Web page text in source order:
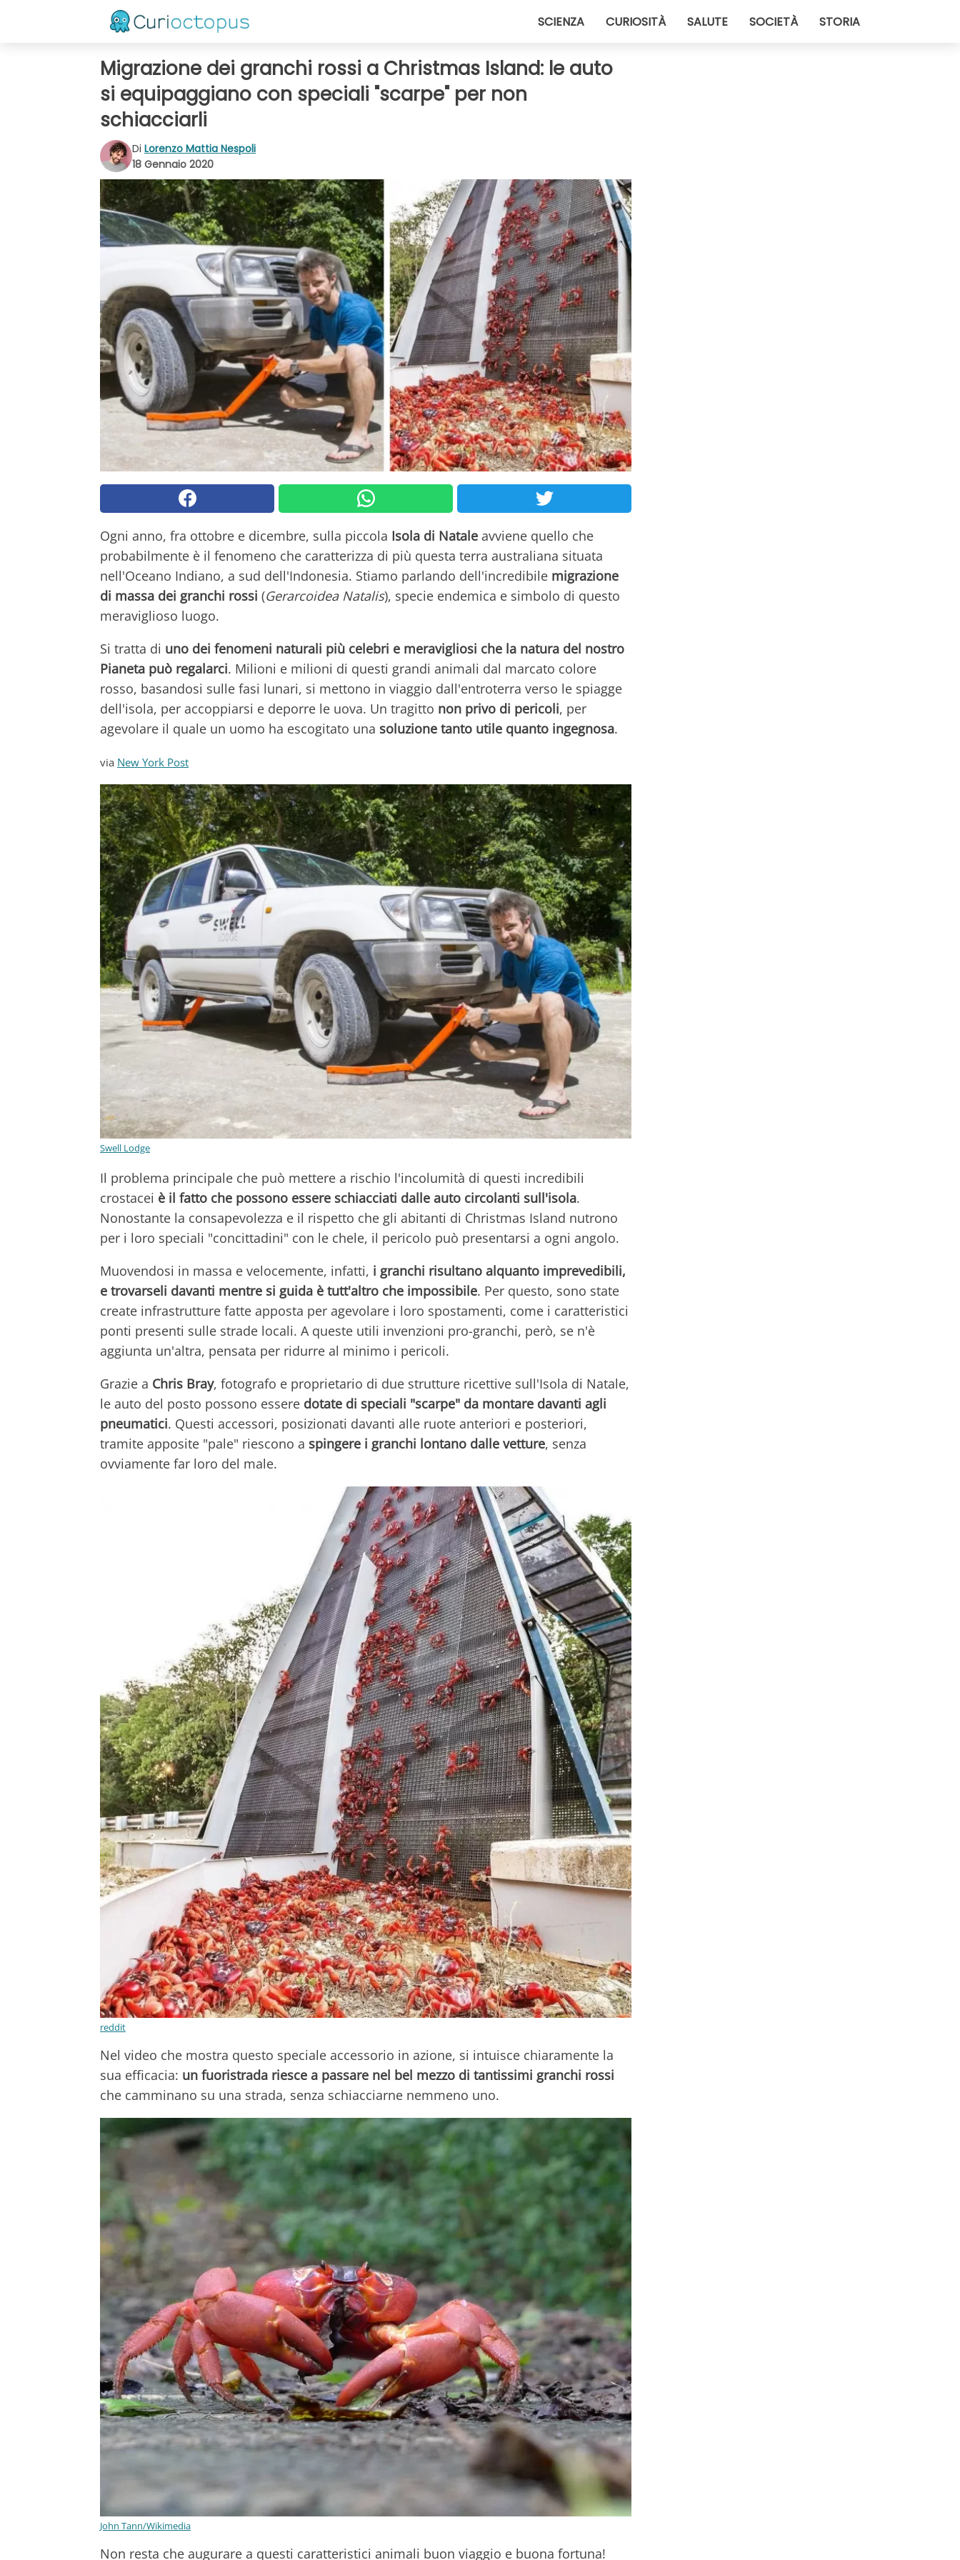
SCIENZA CURIOSITÀ SALUTE SOCIETÀ STORIA
Migrazione dei granchi rossi a Christmas Island: le auto
si equipaggiano con speciali "scarpe" per non
schiacciarli
Di Lorenzo Mattia Nespoli
18 Gennaio 2020
Ogni anno, fra ottobre e dicembre, sulla piccola Isola di Natale avviene quello che
probabilmente è il fenomeno che caratterizza di più questa terra australiana situata
nell'Oceano Indiano, a sud dell'Indonesia. Stiamo parlando dell'incredibile migrazione
di massa dei granchi rossi (Gerarcoidea Natalis), specie endemica e simbolo di questo
meraviglioso luogo.
Si tratta di uno dei fenomeni naturali più celebri e meravigliosi che la natura del nostro
Pianeta può regalarci. Milioni e milioni di questi grandi animali dal marcato colore
rosso, basandosi sulle fasi lunari, si mettono in viaggio dall'entroterra verso le spiagge
dell'isola, per accoppiarsi e deporre le uova. Un tragitto non privo di pericoli, per
agevolare il quale un uomo ha escogitato una soluzione tanto utile quanto ingegnosa.
via New York Post
Swell Lodge
Il problema principale che può mettere a rischio l'incolumità di questi incredibili
crostacei è il fatto che possono essere schiacciati dalle auto circolanti sull'isola.
Nonostante la consapevolezza e il rispetto che gli abitanti di Christmas Island nutrono
per i loro speciali "concittadini" con le chele, il pericolo può presentarsi a ogni angolo.
Muovendosi in massa e velocemente, infatti, i granchi risultano alquanto imprevedibili,
e trovarseli davanti mentre si guida è tutt'altro che impossibile. Per questo, sono state
create infrastrutture fatte apposta per agevolare i loro spostamenti, come i caratteristici
ponti presenti sulle strade locali. A queste utili invenzioni pro-granchi, però, se n'è
aggiunta un'altra, pensata per ridurre al minimo i pericoli.
Grazie a Chris Bray, fotografo e proprietario di due strutture ricettive sull'Isola di Natale,
le auto del posto possono essere dotate di speciali "scarpe" da montare davanti agli
pneumatici. Questi accessori, posizionati davanti alle ruote anteriori e posteriori,
tramite apposite "pale" riescono a spingere i granchi lontano dalle vetture, senza
ovviamente far loro del male.
reddit
Nel video che mostra questo speciale accessorio in azione, si intuisce chiaramente la
sua efficacia: un fuoristrada riesce a passare nel bel mezzo di tantissimi granchi rossi
che camminano su una strada, senza schiacciarne nemmeno uno.
John Tann/Wikimedia
Non resta che augurare a questi caratteristici animali buon viaggio e buona fortuna!